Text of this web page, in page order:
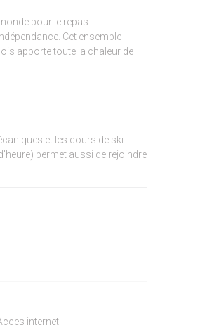
pour le repas.
Cet ensemble
apporte toute la chaleur de
et les cours de ski
permet aussi de rejoindre
internet